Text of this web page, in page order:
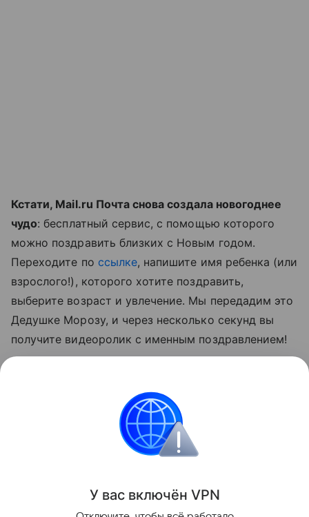
Кстати, Mail.ru Почтаснова создала новогоднее
чудо: бесплатный сервис, с помощью которого
можно поздравить близких с Новым годом.
Переходите по ссылке, напишите имя ребенка (или
взрослого!), которого хотите поздравить,
выберите возраст и увлечение. Мы передадим это
Дедушке Морозу, и через несколько секунд вы
получите видеоролик с именным поздравлением!
Также читайте о том,как съездить к Деду Морозу
в Великий Устюг и что посмотреть
Поделиться
У вас включён VPN